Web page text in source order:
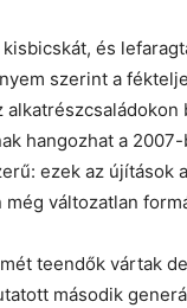
és
szerint a
hangozhat a
ezek az újítások
változatlan
teendők vártak
második